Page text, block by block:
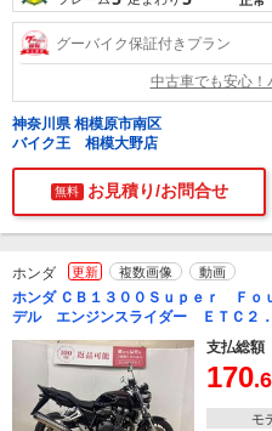
グーバイク保証付きプラン
中古車でも安心！
神奈川県 相模原市南区
バイク王 相模大野店
無料 お見積り/お問合せ
ホンダ 更新 複数画像 動画
ホンダ ＣＢ１３００Ｓｕｐｅｒ Ｆ
デル エンジンスライダー ＥＴＣ２
支払総額
170
モ